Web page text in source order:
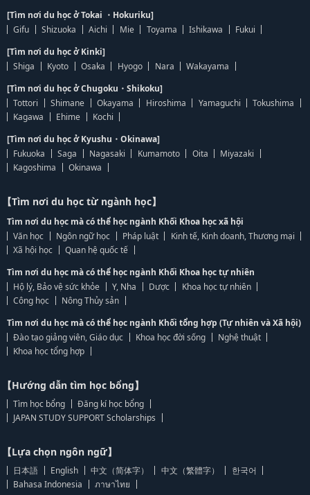
[Tìm nơi du học ở Tokai ・Hokuriku]
Gifu
Shizuoka Aichi Mie Toyama Ishikawa
Fukui
[Tìm nơi du học ở Kinki]
Shiga
Kyoto Osaka Hyogo Nara
Wakayama
[Tìm nơi du học ở Chugoku・Shikoku]
Tottori
Shimane Okayama Hiroshima Yamaguchi
Tokushima
Kagawa
Ehime
Kochi
[Tìm nơi du học ở Kyushu・Okinawa]
Fukuoka
Saga Nagasaki Kumamoto Oita
Miyazaki
Kagoshima
Okinawa
【Tìm nơi du học từ ngành học】
Tìm nơi du học mà có thể học ngành Khối Khoa học xã hội
Văn học
Ngôn ngữ học Pháp luật
Kinh tế, Kinh doanh, Thương mại
Xã hội học
Quan hệ quốc tế
Tìm nơi du học mà có thể học ngành Khối Khoa học tự nhiên
Hộ lý, Bảo vệ sức khỏe
Y, Nha Dược
Khoa học tự nhiên
Công học
Nông Thủy sản
Tìm nơi du học mà có thể học ngành Khối tổng hợp (Tự nhiên và Xã hội)
Đào tạo giảng viên, Giáo dục
Khoa học đời sống
Nghệ thuật
Khoa học tổng hợp
【Hướng dẫn tìm học bổng】
Tìm học bổng
Đăng kí học bổng
JAPAN STUDY SUPPORT Scholarships
【Lựa chọn ngôn ngữ】
日本語 English 中文（简体字） 中文（繁體字）
한국어
Bahasa Indonesia
ภาษาไทย